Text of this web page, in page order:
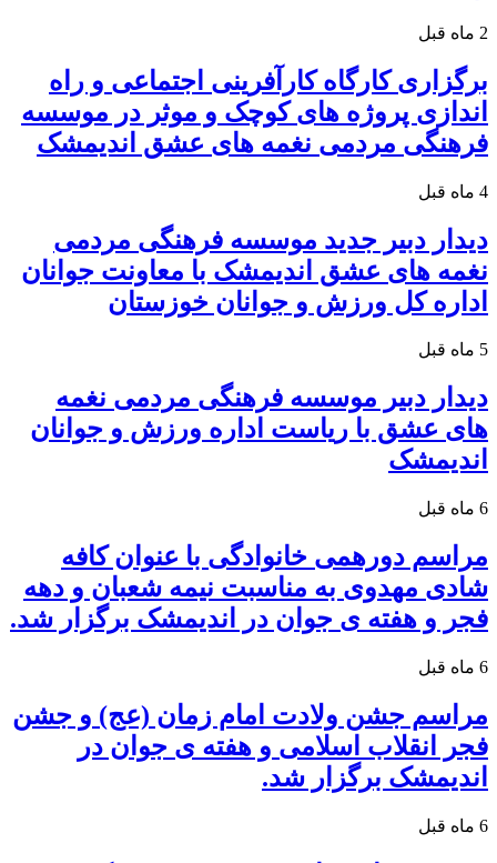
2 ماه قبل
برگزاری کارگاه کارآفرینی اجتماعی و راه
اندازی پروژه های کوچک و موثر در موسسه
فرهنگی مردمی نغمه های عشق اندیمشک
4 ماه قبل
دیدار دبیر جدید موسسه فرهنگی مردمی
نغمه های عشق اندیمشک با معاونت جوانان
اداره کل ورزش و جوانان خوزستان
5 ماه قبل
دیدار دبیر موسسه فرهنگی مردمی نغمه
های عشق با ریاست اداره ورزش و جوانان
اندیمشک
6 ماه قبل
مراسم دورهمی خانوادگی با عنوان کافه
شادی مهدوی به مناسبت نیمه شعبان و دهه
فجر و هفته ی جوان در اندیمشک برگزار شد.
6 ماه قبل
مراسم جشن ولادت امام زمان (عج) و جشن
فجر انقلاب اسلامی و هفته ی جوان در
اندیمشک برگزار شد.
6 ماه قبل